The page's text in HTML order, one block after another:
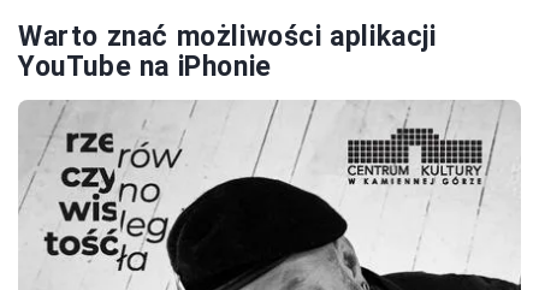
Warto znać możliwości aplikacji
YouTube na iPhonie